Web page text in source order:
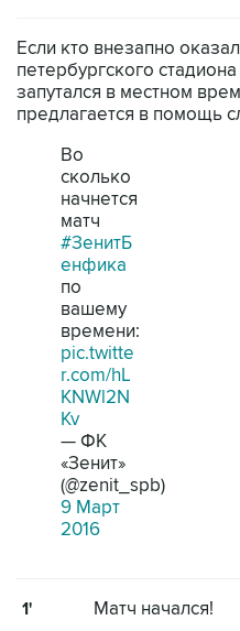
Если кто внезапно
петербургского
запутался в местном
предлагается в помощь
Во
сколько
начнется
матч
#ЗенитБ
енфика
по
вашему
времени:
pic.twitte
r.com/hL
KNWl2N
Kv
— ФК
«Зенит»
(@zenit_spb)
9 Март
2016
1' Матч начался!